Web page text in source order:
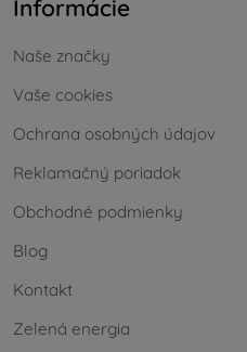
Informácie
Naše značky
Vaše cookies
Ochrana osobných údajov
Reklamačný poriadok
Obchodné podmienky
Blog
Kontakt
Zelená energia